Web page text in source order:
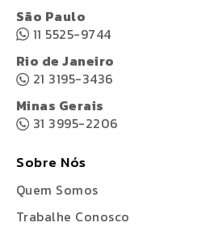
São Paulo
11 5525-9744
Rio de Janeiro
21 3195-3436
Minas Gerais
31 3995-2206
Sobre Nós
Quem Somos
Trabalhe Conosco